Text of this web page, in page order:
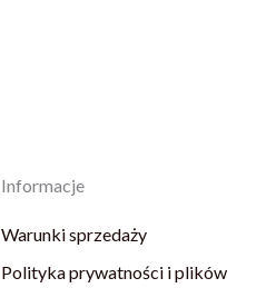
Informacje
Warunki sprzedaży
Polityka prywatności i plików